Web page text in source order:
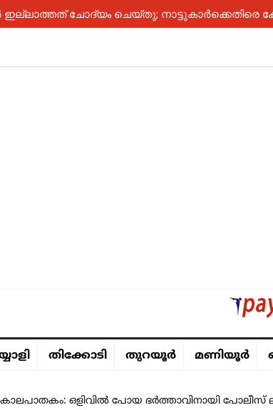
ചോദ്യം ചെയ്തു; നാട്ടുകാർക്കെതിരെ
തിക്കോടി തുറയൂര്‍ മണിയൂര്‍
ഒളിവില്‍ പോയ ഭര്‍ത്താവിനായി പോലീസ്